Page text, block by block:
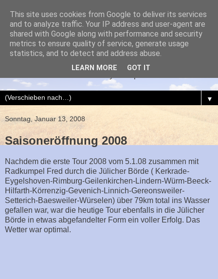
AIXrad
▼
Sonntag, Januar 13, 2008
Saisoneröffnung 2008
Nachdem die erste Tour 2008 vom 5.1.08 zusammen mit
Radkumpel Fred durch die Jülicher Börde ( Kerkrade-
Eygelshoven-Rimburg-Geilenkirchen-Lindern-Würm-Beeck-
Hilfarth-Körrenzig-Gevenich-Linnich-Gereonsweiler-
Setterich-Baesweiler-Würselen) über 79km total ins Wasser
gefallen war, war die heutige Tour ebenfalls in die Jülicher
Börde in etwas abgefandelter Form ein voller Erfolg. Das
Wetter war optimal.
This site uses cookies from Google to deliver its services
and to analyze traffic. Your IP address and user-agent are
shared with Google along with performance and security
metrics to ensure quality of service, generate usage
statistics, and to detect and address abuse.
LEARN MORE GOT IT